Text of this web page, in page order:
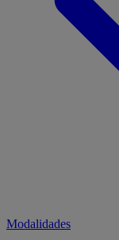
Modalidades